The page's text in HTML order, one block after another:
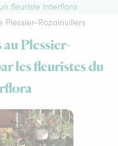
fleuriste Interflora
Plessier-Rozainvillers
Plessier-
les fleuristes du